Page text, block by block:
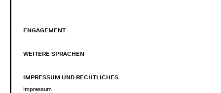
ENGAGEMENT
WEITERE SPRACHEN
IMPRESSUM UND RECHTLICHES
Impressum